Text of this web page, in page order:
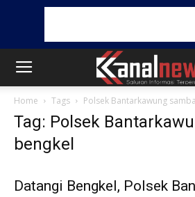
Home Tags Polsek Bantarkawung
Tag: Polsek
bengkel
Datangi Bengkel, Polsek